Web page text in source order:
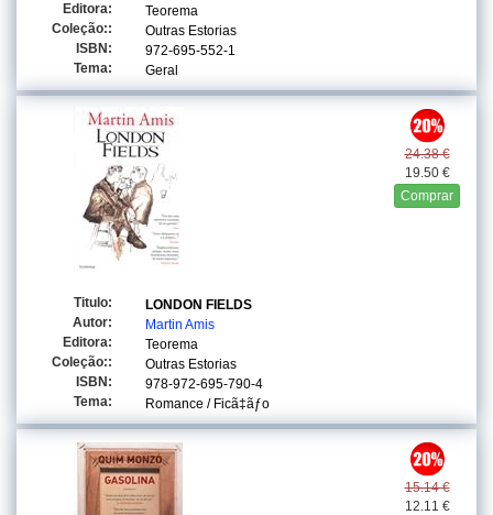
Editora:
Teorema
Coleção::
Outras Estorias
ISBN:
972-695-552-1
Tema:
Geral
24.38 €
19.50 €
Comprar
Titulo:
LONDON FIELDS
Autor:
Martin Amis
Editora:
Teorema
Coleção::
Outras Estorias
ISBN:
978-972-695-790-4
Tema:
Romance / Ficã‡ãƒo
15.14 €
12.11 €